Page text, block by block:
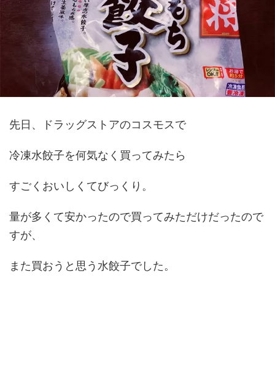
先日、ドラッグストアのコスモスで
冷凍水餃子を何気なく買ってみたら
すごくおいしくてびっくり。
量が多くて安かったので買ってみただけだったので
すが、
また買おうと思う水餃子でした。